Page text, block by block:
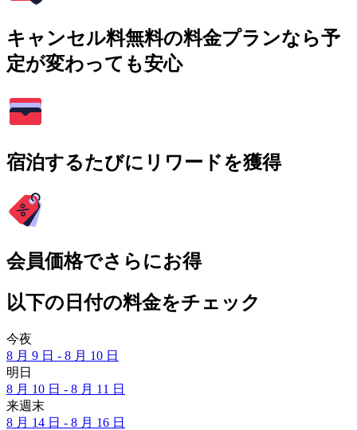
キャンセル料無料の料金プランなら予
定が変わっても安心
宿泊するたびにリワードを獲得
会員価格でさらにお得
以下の日付の料金をチェック
今夜
8 月 9 日 - 8 月 10 日
明日
8 月 10 日 - 8 月 11 日
来週末
8 月 14 日 - 8 月 16 日